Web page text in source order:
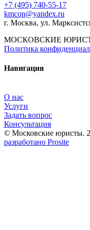
+7 (495) 740‑55‑17
kmcon@yandex.ru
г. Москва, ул.
МОСКОВСКИЕ
Политика
Навигация
О нас
Услуги
Задать вопрос
Консультация
© Московские юристы.
разработано Prosite